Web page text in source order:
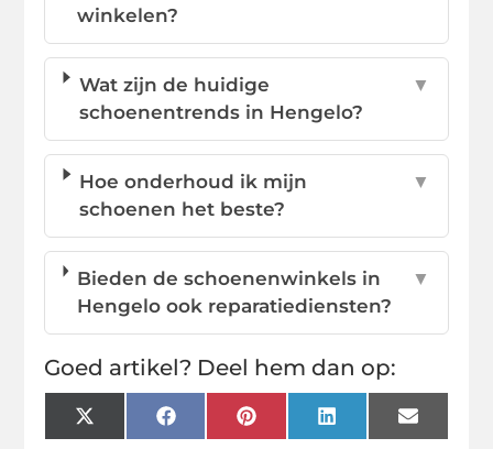
winkelen?
Wat zijn de huidige
schoenentrends in Hengelo?
▼
Hoe onderhoud ik mijn
schoenen het beste?
▼
Bieden de schoenenwinkels in
Hengelo ook reparatiediensten?
▼
Goed artikel? Deel hem dan op:
X
(Twitter)
FacebookPinterestLinkedInEmail